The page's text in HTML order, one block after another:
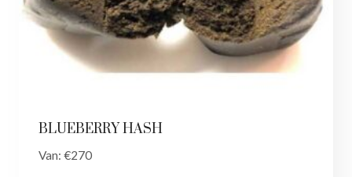
BLUEBERRY HASH
Van: €270